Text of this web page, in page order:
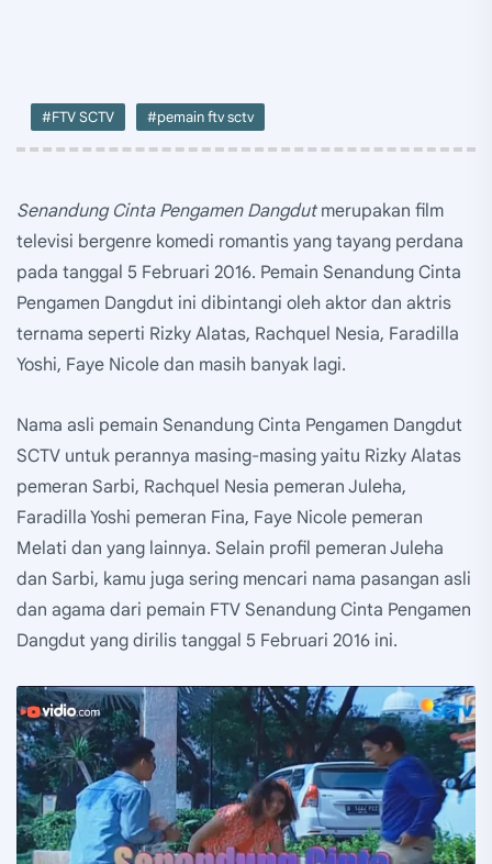
#FTV SCTV #pemain ftv sctv
Senandung Cinta Pengamen Dangdutmerupakan film
televisi bergenre komedi romantis yang tayang perdana
pada tanggal 5 Februari 2016. Pemain Senandung Cinta
Pengamen Dangdut ini dibintangi oleh aktor dan aktris
ternama seperti Rizky Alatas, Rachquel Nesia, Faradilla
Yoshi, Faye Nicole dan masih banyak lagi.
Nama asli pemain Senandung Cinta Pengamen Dangdut
SCTV untuk perannya masing-masing yaitu Rizky Alatas
pemeran Sarbi, Rachquel Nesia pemeran Juleha,
Faradilla Yoshi pemeran Fina, Faye Nicole pemeran
Melati dan yang lainnya. Selain profil pemeran Juleha
dan Sarbi, kamu juga sering mencari nama pasangan asli
dan agama dari pemain FTV Senandung Cinta Pengamen
Dangdut yang dirilis tanggal 5 Februari 2016 ini.